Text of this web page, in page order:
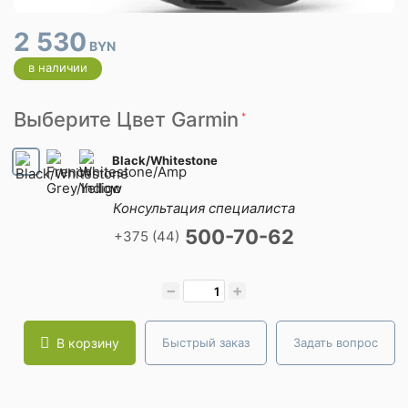
2 530 BYN
в наличии
Выберите Цвет Garmin *
Black/Whitestone
Консультация специалиста
+375 (44) 500-70-62
− +
В корзину Быстрый заказ Задать вопрос